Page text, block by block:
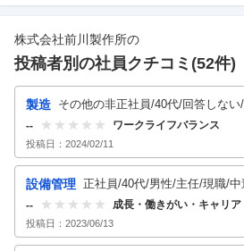
株式会社前川製作所の
投稿者別の社員クチコミ(52件)
製造 その他の非正社員/40代/回答しな
23年頃
-- ワークライフバランス
投稿日： 2024/02/11
設備管理 正社員/40代/男性/主任/現職/中
2023年頃
-- 成長・働きがい・キャリア
投稿日： 2023/06/13